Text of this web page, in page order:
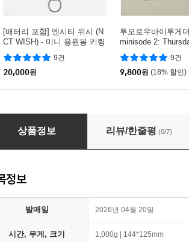
[배터리 포함] 엔시티 위시 (N
CT WISH) - 미니 응원봉 키링
VER 2.0
9건
20,000원
투모로우바이투게
minisode 2:
[TEAR ver.][커버 5
랜덤 발송]
9건
9,800원 (18% 할인)
티 위시 (NCT WISH) - 1집 : Ode to Love
상품정보 리뷰/한줄평 (0/7)
정보
발매일 2026년 04월 20일
시간, 무게, 크기 1,000g | 144*125mm